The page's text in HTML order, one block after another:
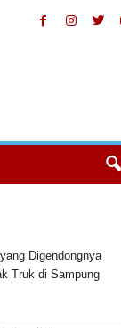
Digendongnya
Truk di Sampung